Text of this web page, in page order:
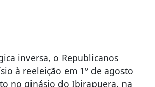
inversa, o Republicanos
à reeleição em 1º de agosto
no ginásio do Ibirapuera, na